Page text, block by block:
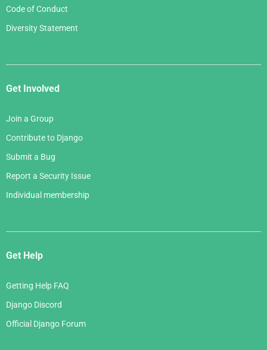
Code of Conduct
Diversity Statement
Get Involved
Join a Group
Contribute to Django
Submit a Bug
Report a Security Issue
Individual membership
Get Help
Getting Help FAQ
Django Discord
Official Django Forum